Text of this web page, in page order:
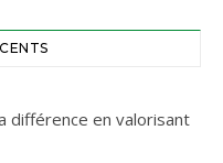
différence en valorisant